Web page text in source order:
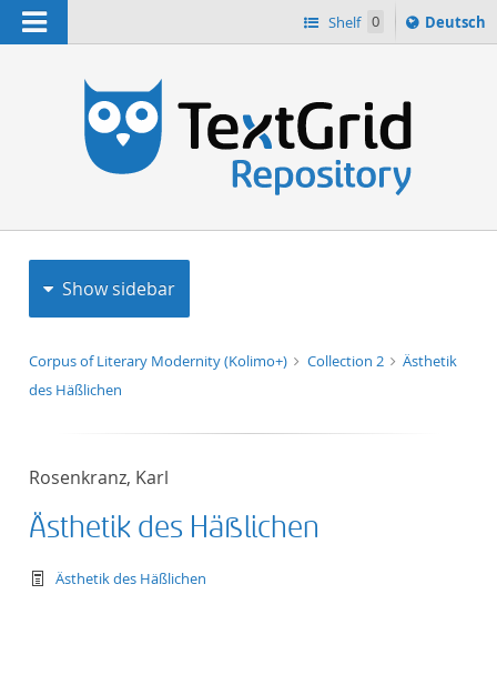
Navigation Shelf 0
Sprache
ï¿½ndern
Deutsch
Show sidebar
Corpus of Literary Modernity (Kolimo+) Collection 2
Ästhetik
des Häßlichen
Rosenkranz, Karl
Ästhetik des Häßlichen
text/tg.work+xml
Ästhetik des Häßlichen